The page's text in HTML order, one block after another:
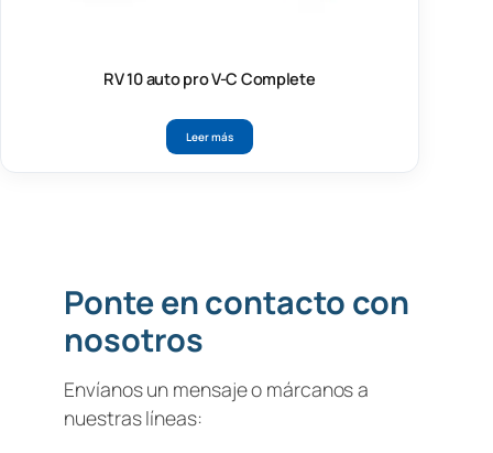
RV 10 auto pro V-C Complete
Leer más
Ponte en contacto con
nosotros
Envíanos un mensaje o márcanos a
nuestras líneas: